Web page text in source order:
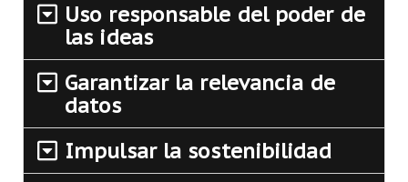
Uso responsable del poder de
las ideas
Garantizar la relevancia de
datos
Impulsar la sostenibilidad